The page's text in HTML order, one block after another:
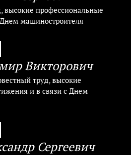
высокие профессиональные
машиностроителя
Викторович
труд, высокие
и в связи с Днем
Сергеевич